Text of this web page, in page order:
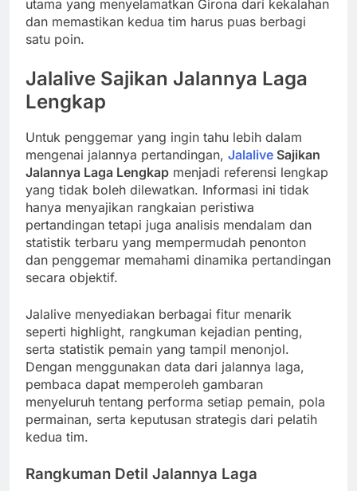
utama yang menyelamatkan Girona dari kekalahan
dan memastikan kedua tim harus puas berbagi
satu poin.
Jalalive Sajikan Jalannya Laga
Lengkap
Untuk penggemar yang ingin tahu lebih dalam
mengenai jalannya pertandingan, Jalalive Sajikan
Jalannya Laga Lengkap menjadi referensi lengkap
yang tidak boleh dilewatkan. Informasi ini tidak
hanya menyajikan rangkaian peristiwa
pertandingan tetapi juga analisis mendalam dan
statistik terbaru yang mempermudah penonton
dan penggemar memahami dinamika pertandingan
secara objektif.
Jalalive menyediakan berbagai fitur menarik
seperti highlight, rangkuman kejadian penting,
serta statistik pemain yang tampil menonjol.
Dengan menggunakan data dari jalannya laga,
pembaca dapat memperoleh gambaran
menyeluruh tentang performa setiap pemain, pola
permainan, serta keputusan strategis dari pelatih
kedua tim.
Rangkuman Detil Jalannya Laga